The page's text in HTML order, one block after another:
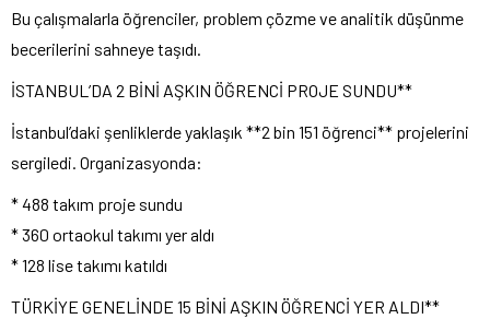
Bu çalışmalarla öğrenciler, problem çözme ve analitik düşünme
becerilerini sahneye taşıdı.
İSTANBUL’DA 2 BİNİ AŞKIN ÖĞRENCİ PROJE SUNDU**
İstanbul’daki şenliklerde yaklaşık **2 bin 151 öğrenci** projelerini
sergiledi. Organizasyonda:
* 488 takım proje sundu
* 360 ortaokul takımı yer aldı
* 128 lise takımı katıldı
TÜRKİYE GENELİNDE 15 BİNİ AŞKIN ÖĞRENCİ YER ALDI**